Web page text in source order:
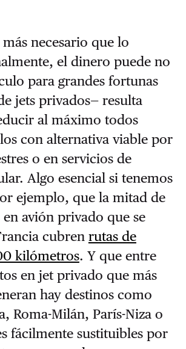
necesario que lo
el dinero puede no
para grandes fortunas
jets privados— resulta
al máximo todos
con alternativa viable por
o en servicios de
Algo esencial si tenemos
ejemplo, que la mitad de
avión privado que se
cubren rutas de
kilómetros. Y que entre
en jet privado que más
hay destinos como
Roma-Milán, París-Niza o
fácilmente sustituibles por